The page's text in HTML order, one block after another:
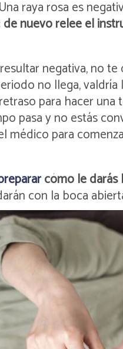
raya rosa es
de nuevo relee el
negativa, no
no llega, valdría
para hacer una
pasa y no estás
médico para
cómo le darás
con la boca